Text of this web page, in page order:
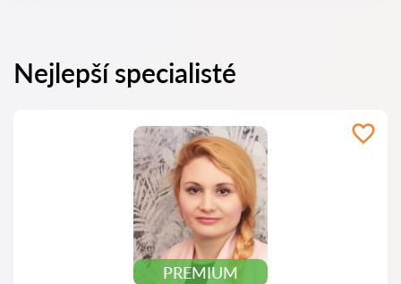
Nejlepší specialisté
PREMIUM